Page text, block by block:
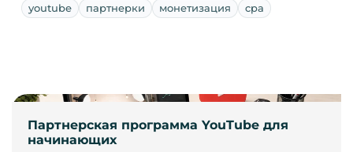
youtube партнерки монетизация cpa
Партнерская программа YouTube для
начинающих